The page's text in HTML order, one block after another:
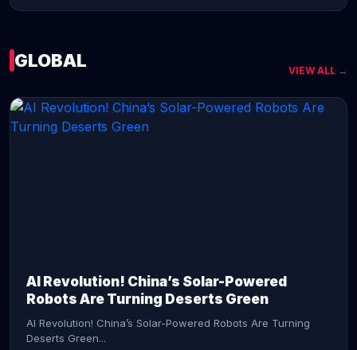
GLOBAL VIEW ALL →
AI Revolution! China’s Solar-Powered
Robots Are Turning Deserts Green
AI Revolution! China’s Solar-Powered Robots Are Turning
Deserts Green...